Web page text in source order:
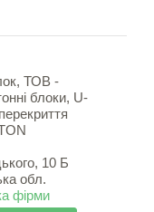
ТОВ -
блоки, U-
10 Б
обл.
фірми